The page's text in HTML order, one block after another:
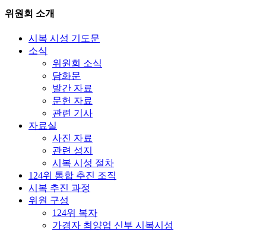
위원회 소개
시복 시성 기도문
소식
위원회 소식
담화문
발간 자료
문헌 자료
관련 기사
자료실
사진 자료
관련 성지
시복 시성 절차
124위 통합 추진 조직
시복 추진 과정
위원 구성
124위 복자
가경자 최양업 신부 시복시성